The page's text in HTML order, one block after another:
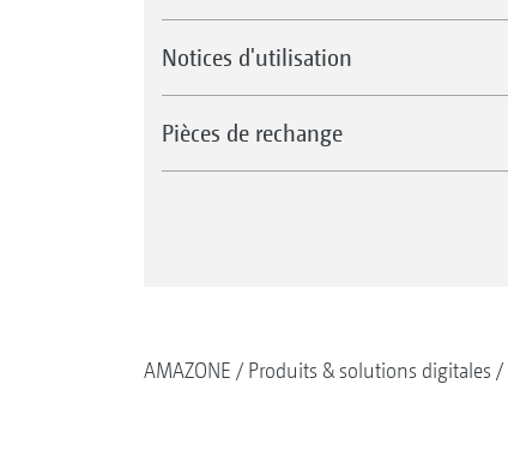
Notices d'utilisation
Pièces de rechange
AMAZONE Produits & solutions digitales